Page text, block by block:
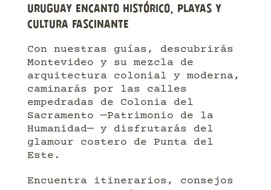
URUGUAY ENCANTO HISTÓRICO, PLAYAS Y
CULTURA FASCINANTE
Con nuestras guías, descubrirás
Montevideo y su mezcla de
arquitectura colonial y moderna,
caminarás por las calles
empedradas de Colonia del
Sacramento —Patrimonio de la
Humanidad— y disfrutarás del
glamour costero de Punta del
Este.
Encuentra itinerarios, consejos